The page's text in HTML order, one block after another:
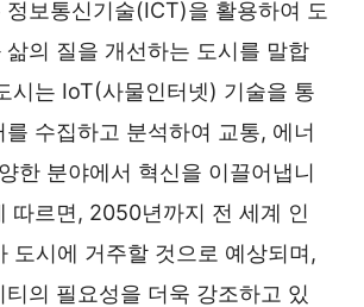
정보통신기술(ICT)을 활용하여 도
의 질을 개선하는 도시를 말합
시는 IoT(사물인터넷) 기술을 통
수집하고 분석하여 교통, 에너
한 분야에서 혁신을 이끌어냅니
따르면, 2050년까지 전 세계 인
도시에 거주할 것으로 예상되며,
의 필요성을 더욱 강조하고 있